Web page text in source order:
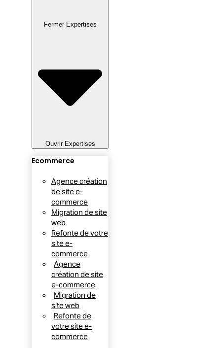
Fermer Expertises
Ouvrir Expertises
Ecommerce
Agence création
de site e-
commerce
Migration de site
web
Refonte de votre
site e-
commerce
Agence
création de site
e-commerce
Migration de
site web
Refonte de
votre site e-
commerce